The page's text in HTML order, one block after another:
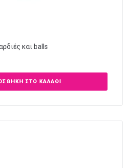
και balls
ΣΤΟ ΚΑΛΆΘΙ